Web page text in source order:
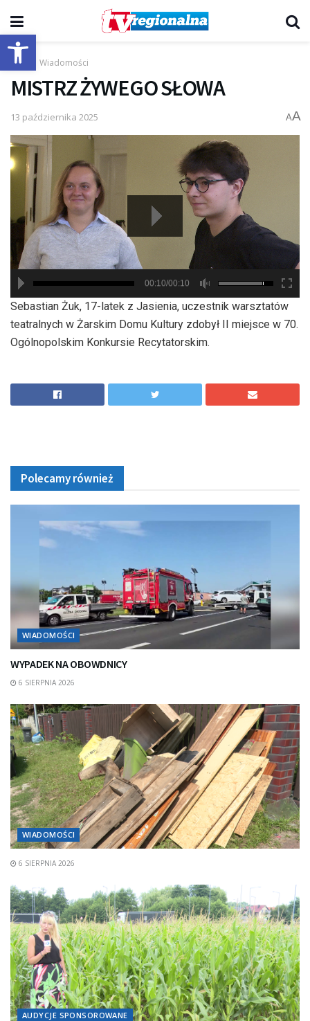
Otwórz pasek narzędzi
Start Wiadomości
MISTRZ ŻYWEGO SŁOWA
13 października 2025 AA
hd2880
hd2160
hd2160
hd1440
highres
hd1080
hd720
large
medium
small
tiny
00:10/00:10
Sebastian Żuk, 17-latek z Jasienia, uczestnik warsztatów
teatralnych w Żarskim Domu Kultury zdobył II miejsce w 70.
Ogólnopolskim Konkursie Recytatorskim.
Polecamy również
WIADOMOŚCI
WYPADEK NA OBOWDNICY
6 SIERPNIA 2026
WIADOMOŚCI
6 SIERPNIA 2026
AUDYCJE SPONSOROWANE